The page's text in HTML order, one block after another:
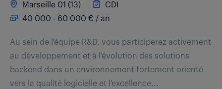
Marseille 01 (13)
CDI
40 000 - 60 000 € / an
Au sein de l'équipe R&D, vous participerez activement
au développement et à l'évolution des solutions
backend dans un environnement fortement orienté
vers la qualité logicielle et l'excellence...